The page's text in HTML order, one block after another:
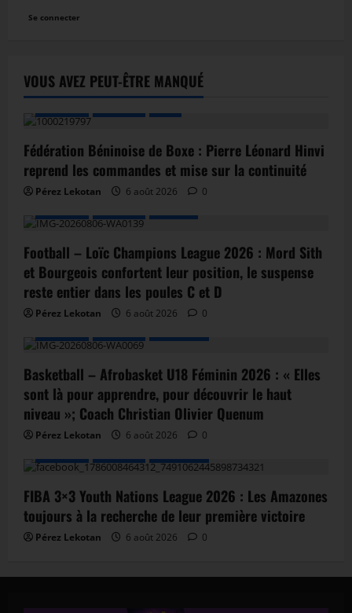
Se connecter
VOUS AVEZ PEUT-ÊTRE MANQUÉ
Fédération Béninoise de Boxe : Pierre Léonard Hinvi
reprend les commandes et mise sur la continuité
Pérez Lekotan 6 août 2026
0
Football – Loïc Champions League 2026 : Mord Sith
et Bourgeois confortent leur position, le suspense
reste entier dans les poules C et D
Pérez Lekotan 6 août 2026
0
Basketball – Afrobasket U18 Féminin 2026 : « Elles
sont là pour apprendre, pour découvrir le haut
niveau »; Coach Christian Olivier Quenum
Pérez Lekotan 6 août 2026
0
FIBA 3×3 Youth Nations League 2026 : Les Amazones
toujours à la recherche de leur première victoire
Pérez Lekotan 6 août 2026 0